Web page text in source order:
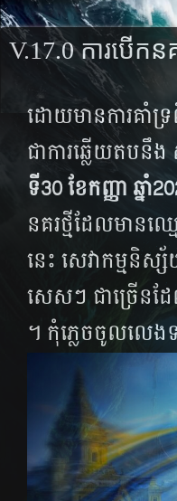
V.17.0 ការបើក
ដោយ​មាន​ការ​គាំ​ទ្
ជា​ការ​ឆ្លើយ​តបនឹ
ទី30 ខែកញ្ញា ឆ្នាំ
នគរ​ថ្មី​ដែល​មាន​ឈ្
នេះ​​ សេ​​វា​​​កម្ម​និស្
សេស​ៗ ​​ជា​ច្រើន​​ដែ
។ កុំ​ភ្លេច​ចូល​លេង​